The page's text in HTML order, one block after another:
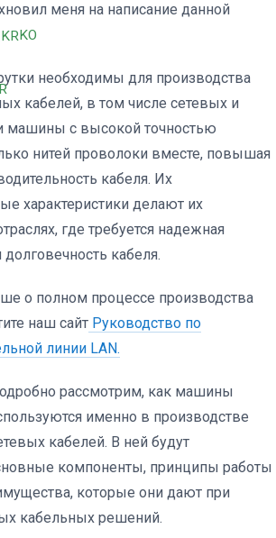
KO
меня на написание данной
необходимы для производства
кабелей, в том числе сетевых и
машины с высокой точностью
нитей проволоки вместе, повышая
кабеля. Их
характеристики делают их
где требуется надежная
кабеля.
о полном процессе производства
наш сайт Руководство по
линии LAN.
рассмотрим, как машины
именно в производстве
кабелей. В ней будут
компоненты, принципы работы
которые они дают при
кабельных решений.